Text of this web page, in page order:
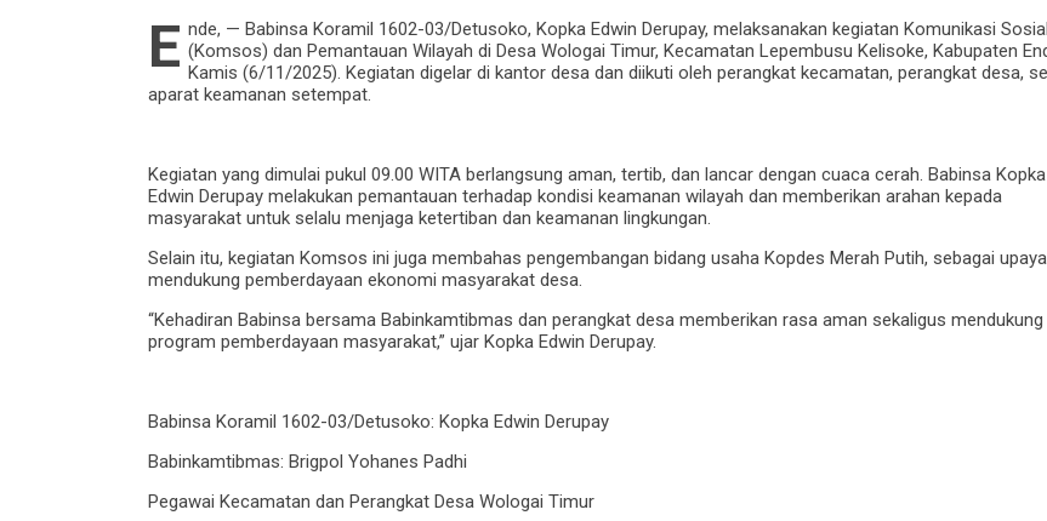
E nde, — Babinsa Koramil 1602-03/Detusoko, Kopka Edwin Derupay, melaksanakan kegiatan Komunikasi Sosial
(Komsos) dan Pemantauan Wilayah di Desa Wologai Timur, Kecamatan Lepembusu Kelisoke, Kabupaten
Kamis (6/11/2025). Kegiatan digelar di kantor desa dan diikuti oleh perangkat kecamatan, perangkat desa,
aparat keamanan setempat.
Kegiatan yang dimulai pukul 09.00 WITA berlangsung aman, tertib, dan lancar dengan cuaca cerah. Babinsa Kopka
Edwin Derupay melakukan pemantauan terhadap kondisi keamanan wilayah dan memberikan arahan kepada
masyarakat untuk selalu menjaga ketertiban dan keamanan lingkungan.
Selain itu, kegiatan Komsos ini juga membahas pengembangan bidang usaha Kopdes Merah Putih, sebagai upaya
mendukung pemberdayaan ekonomi masyarakat desa.
“Kehadiran Babinsa bersama Babinkamtibmas dan perangkat desa memberikan rasa aman sekaligus mendukung
program pemberdayaan masyarakat,” ujar Kopka Edwin Derupay.
Babinsa Koramil 1602-03/Detusoko: Kopka Edwin Derupay
Babinkamtibmas: Brigpol Yohanes Padhi
Pegawai Kecamatan dan Perangkat Desa Wologai Timur